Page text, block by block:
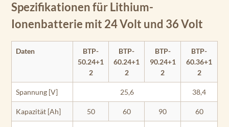
Spezifikationen für Lithium-
Ionenbatterie mit 24 Volt und 36 Volt
Daten
BTP-
50.24+1
2
BTP-
60.24+1
2
BTP-
90.24+1
2
BTP-
60.36+1
2
Spannung [V] 25,6 38,4
Kapazität [Ah] 50 60 90 60